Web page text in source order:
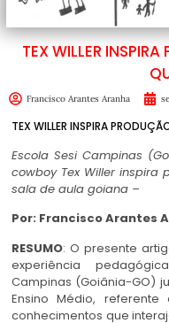
TEX WILLER
Francisco Arantes Aranha
TEX WILLER INSPIRA
Escola Sesi Campinas
cowboy Tex Willer inspira
sala de aula goiana –
Por: Francisco Arantes
RESUMO: O presente
experiência
Campinas (Goiânia-GO)
Ensino Médio,
conhecimentos que